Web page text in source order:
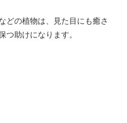
どの植物は、見た目にも癒さ
つ助けになります。